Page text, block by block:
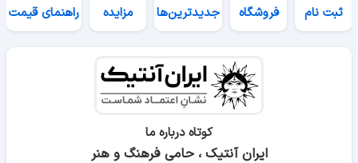
ثبت نام فروشگاه جدیدترین‌ها مزایده راهنمای قیمت
کوتاه درباره ما
ایران آنتیک ، حامی فرهنگ و هنر